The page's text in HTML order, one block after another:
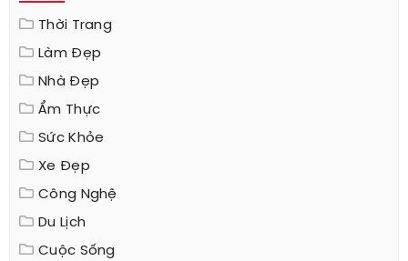
Thời Trang
Làm Đẹp
Nhà Đẹp
Ẩm Thực
Sức Khỏe
Xe Đẹp
Công Nghệ
Du Lịch
Cuộc Sống